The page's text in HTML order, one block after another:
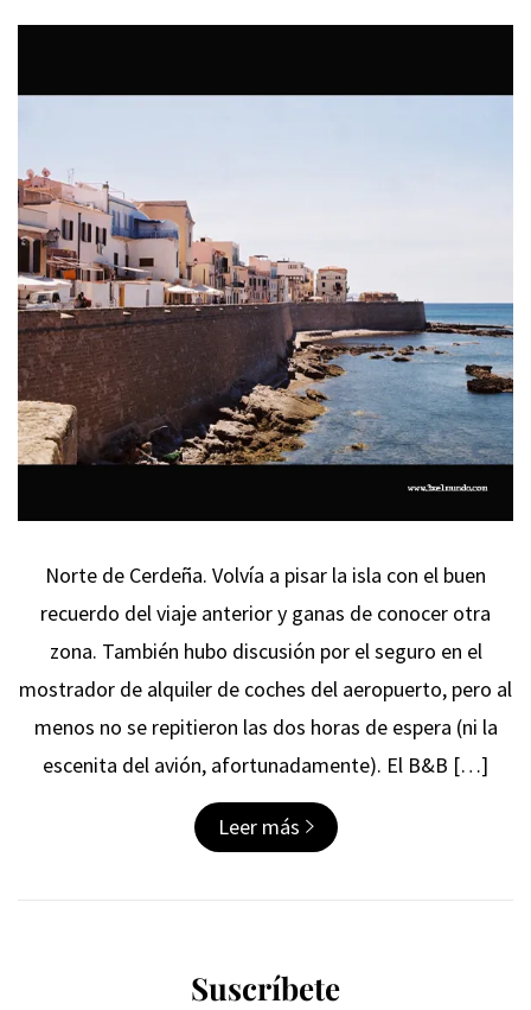
Norte de Cerdeña. Volvía a pisar la isla con el buen
recuerdo del viaje anterior y ganas de conocer otra
zona. También hubo discusión por el seguro en el
mostrador de alquiler de coches del aeropuerto, pero al
menos no se repitieron las dos horas de espera (ni la
escenita del avión, afortunadamente). El B&B […]
Leer más
Suscríbete